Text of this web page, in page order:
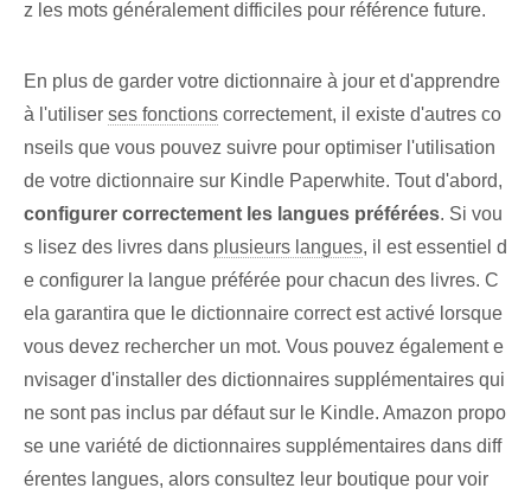
z les mots généralement difficiles pour référence future.
En plus de garder⁢ votre dictionnaire à jour et d'apprendre
à l'utiliser ses fonctions correctement, il existe d'autres co
nseils que vous pouvez suivre pour optimiser l'utilisation
de votre dictionnaire sur Kindle​ Paperwhite.‍ Tout d'abord, ⁣
configurer correctement les langues préférées. Si vou
s lisez des livres dans plusieurs langues, il est essentiel⁢ d
e configurer la langue préférée pour chacun des livres. C
ela garantira que le dictionnaire correct est activé lorsque
vous devez rechercher un mot. Vous pouvez également e
nvisager d'installer des dictionnaires supplémentaires ‌qui
ne sont pas inclus​ par défaut sur le Kindle. Amazon propo
se une variété de dictionnaires supplémentaires⁣ dans diff
érentes langues, alors consultez leur ‌boutique​ pour voir